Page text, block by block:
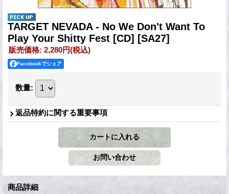
TARGET NEVADA - No We Don't Want To
Play Your Shitty Fest [CD] [SA27]
販売価格: 2,280円(税込)
Facebookでシェア
数量:
返品特約に関する重要事項
商品詳細